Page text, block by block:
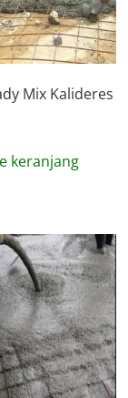
Mix Kalideres
keranjang